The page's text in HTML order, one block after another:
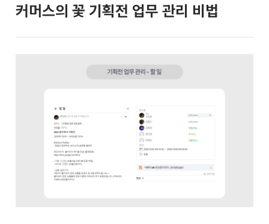
커머스의 꽃 기획전 업무 관리 비법